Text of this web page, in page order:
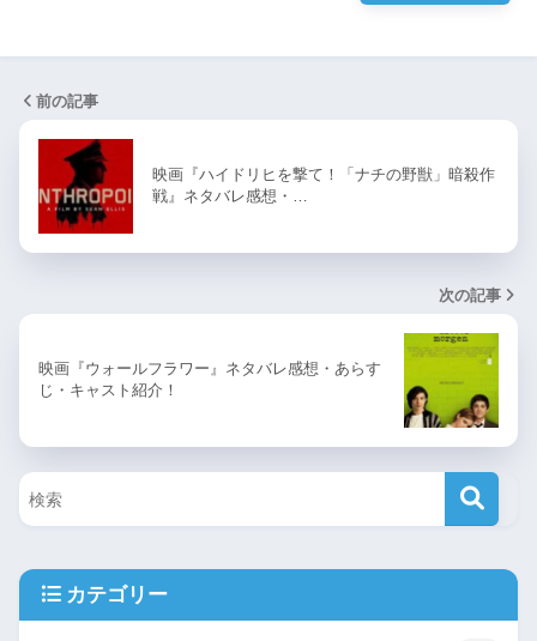
前の記事
映画『ハイドリヒを撃て！「ナチの野獣」暗殺作
戦』ネタバレ感想・…
次の記事
映画『ウォールフラワー』ネタバレ感想・あらす
じ・キャスト紹介！
カテゴリー